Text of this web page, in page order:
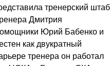
тренерский штаб
Дмитрия
Юрий Бабенко и
как двукратный
тренера он работал